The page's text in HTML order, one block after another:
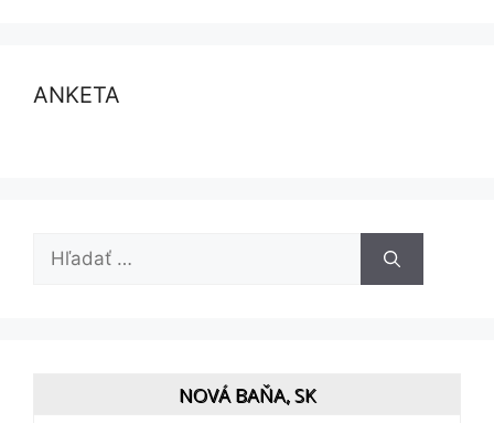
ANKETA
Hľadať:
NOVÁ BAŇA, SK